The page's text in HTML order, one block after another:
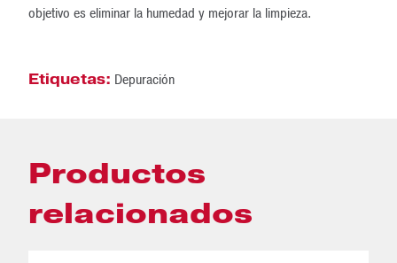
objetivo es eliminar la humedad y mejorar la limpieza.
Etiquetas: Depuración
Productos
relacionados